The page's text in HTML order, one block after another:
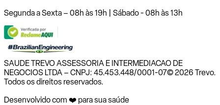
Segunda a Sexta – 08h às 19h | Sábado - 08h às 13h
SAUDE TREVO ASSESSORIA E INTERMEDIACAO DE
NEGOCIOS LTDA – CNPJ: 45.453.448/0001-07© 2026 Trevo.
Todos os direitos reservados.
Desenvolvido com ❤️ para sua saúde